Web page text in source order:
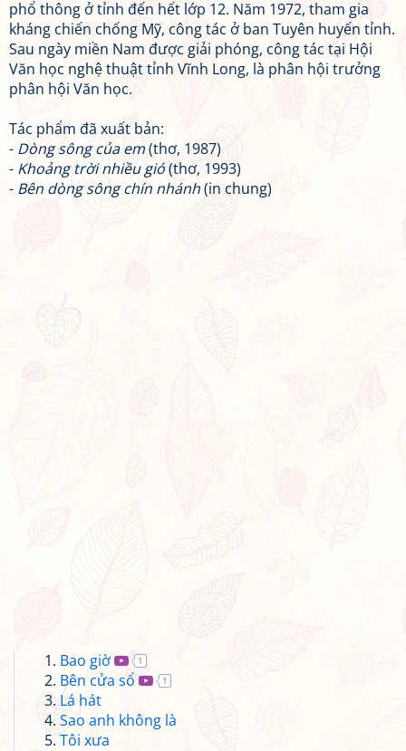
phổ thông ở tỉnh đến hết lớp 12. Năm 1972, tham gia
kháng chiến chống Mỹ, công tác ở ban Tuyên huyến tỉnh.
Sau ngày miền Nam được giải phóng, công tác tại Hội
Văn học nghệ thuật tỉnh Vĩnh Long, là phân hội trưởng
phân hội Văn học.
Tác phẩm đã xuất bản:
- Dòng sông của em(thơ, 1987)
- Khoảng trời nhiều gió(thơ, 1993)
- Bên dòng sông chín nhánh(in chung)
Bao giờ 1
Bên cửa sổ 1
Lá hát
Sao anh không là
Tôi xưa